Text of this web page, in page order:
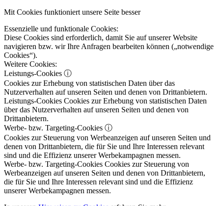
Mit Cookies funktioniert unsere Seite besser
Essenzielle und funktionale Cookies:
Diese Cookies sind erforderlich, damit Sie auf unserer Website
navigieren bzw. wir Ihre Anfragen bearbeiten können („notwendige
Cookies“).
Weitere Cookies:
Leistungs-Cookies ⓘ
Cookies zur Erhebung von statistischen Daten über das
Nutzerverhalten auf unseren Seiten und denen von Drittanbietern.
Leistungs-Cookies Cookies zur Erhebung von statistischen Daten
über das Nutzerverhalten auf unseren Seiten und denen von
Drittanbietern.
Werbe- bzw. Targeting-Cookies ⓘ
Cookies zur Steuerung von Werbeanzeigen auf unseren Seiten und
denen von Drittanbietern, die für Sie und Ihre Interessen relevant
sind und die Effizienz unserer Werbekampagnen messen.
Werbe- bzw. Targeting-Cookies Cookies zur Steuerung von
Werbeanzeigen auf unseren Seiten und denen von Drittanbietern,
die für Sie und Ihre Interessen relevant sind und die Effizienz
unserer Werbekampagnen messen.